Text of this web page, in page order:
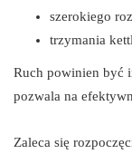
szerokiego
trzymania
Ruch powinien być
pozwala na
Zaleca się